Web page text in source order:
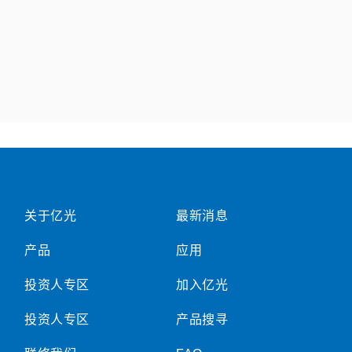
关于亿光
产品
投资人专区
投资人专区
最新消息
应用
加入亿光
产品搜寻